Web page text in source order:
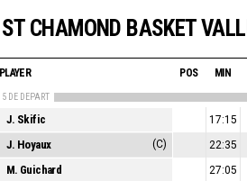
ST CHAMOND BASKET
PLAYER POS MIN
5 DE DEPART
J. Skific 17:15
J. Hoyaux (C) 22:35
M. Guichard 27:05